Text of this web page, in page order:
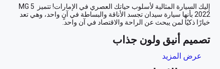
إليك السيارة المثالية لأسلوب حياتك العصري في الإمارات! تتميز MG 5
تصميم أنيق ولون جذاب
عرض المزيد